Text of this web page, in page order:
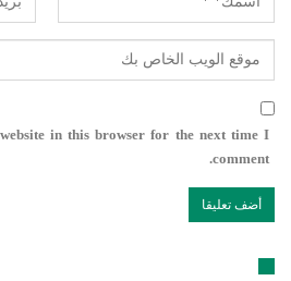
in this browser for the next time I
comment.